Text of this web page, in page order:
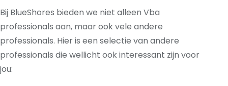
Bij BlueShores bieden we niet alleen Vba
professionals aan, maar ook vele andere
professionals. Hier is een selectie van andere
professionals die wellicht ook interessant zijn voor
jou: